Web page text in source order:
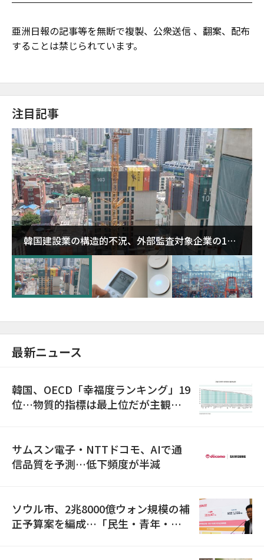
亜洲日報の記事等を無断で複製、公衆送信 、翻案、配布
することは禁じられています。
注目記事
韓国建設業の構造的不況、外部監査対象企業の1割
超が「ゾンビ企業」に…5年で2.8倍増
最新ニュース
韓国、OECD「幸福度ランキング」19
位…物質的指標は最上位だが主観的
サムスン電子・NTTドコモ、AIで通
信品質を予測…低下頻度が半減
ソウル市、2兆8000億ウォン規模の補
正予算案を編成…「民生・青年・安